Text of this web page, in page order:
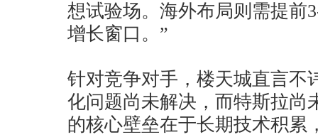
想试验场。海外布局则需提前
增长窗口。”
针对竞争对手，楼天城直言不
化问题尚未解决，而特斯拉尚
的核心壁垒在于长期技术积累